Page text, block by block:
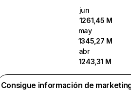
jun
1261,45 M
may
1345,27 M
abr
1243,31 M
Consigue información de